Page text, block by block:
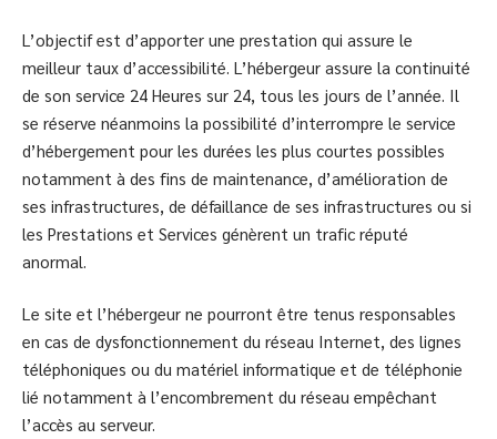
L’objectif est d’apporter une prestation qui assure le
meilleur taux d’accessibilité. L’hébergeur assure la continuité
de son service 24 Heures sur 24, tous les jours de l’année. Il
se réserve néanmoins la possibilité d’interrompre le service
d’hébergement pour les durées les plus courtes possibles
notamment à des fins de maintenance, d’amélioration de
ses infrastructures, de défaillance de ses infrastructures ou si
les Prestations et Services génèrent un trafic réputé
anormal.
Le site et l’hébergeur ne pourront être tenus responsables
en cas de dysfonctionnement du réseau Internet, des lignes
téléphoniques ou du matériel informatique et de téléphonie
lié notamment à l’encombrement du réseau empêchant
l’accès au serveur.